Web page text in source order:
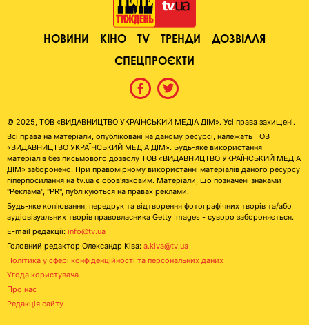
НОВИНИ КІНО TV ТРЕНДИ
ДОЗВІЛЛЯ
СПЕЦПРОЄКТИ
© 2025, ТОВ «ВИДАВНИЦТВО УКРАЇНСЬКИЙ МЕДІА ДІМ». Усі права захищені.
Всі права на матеріали, опубліковані на даному ресурсі, належать ТОВ
«ВИДАВНИЦТВО УКРАЇНСЬКИЙ МЕДІА ДІМ». Будь-яке використання
матеріалів без письмового дозволу ТОВ «ВИДАВНИЦТВО УКРАЇНСЬКИЙ МЕДІА
ДІМ» заборонено. При правомірному використанні матеріалів даного ресурсу
гіперпосилання на tv.ua є обов'язковим. Матеріали, що позначені знаками
"Реклама", "PR", публікуються на правах реклами.
Будь-яке копіювання, передрук та відтворення фотографічних творів та/або
аудіовізуальних творів правовласника Getty Images - суворо забороняється.
E-mail редакції: info@tv.ua
Головний редактор Олександр Ківа: a.kiva@tv.ua
Політика у сфері конфіденційності та персональних даних
Угода користувача
Про нас
Редакція сайту